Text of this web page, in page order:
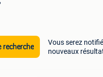
recherche
Vous serez
nouveaux